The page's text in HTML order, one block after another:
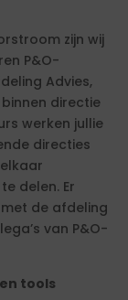
zijn wij
P&O-
Advies,
directie
werken jullie
directies
delen. Er
de afdeling
van P&O-
tools